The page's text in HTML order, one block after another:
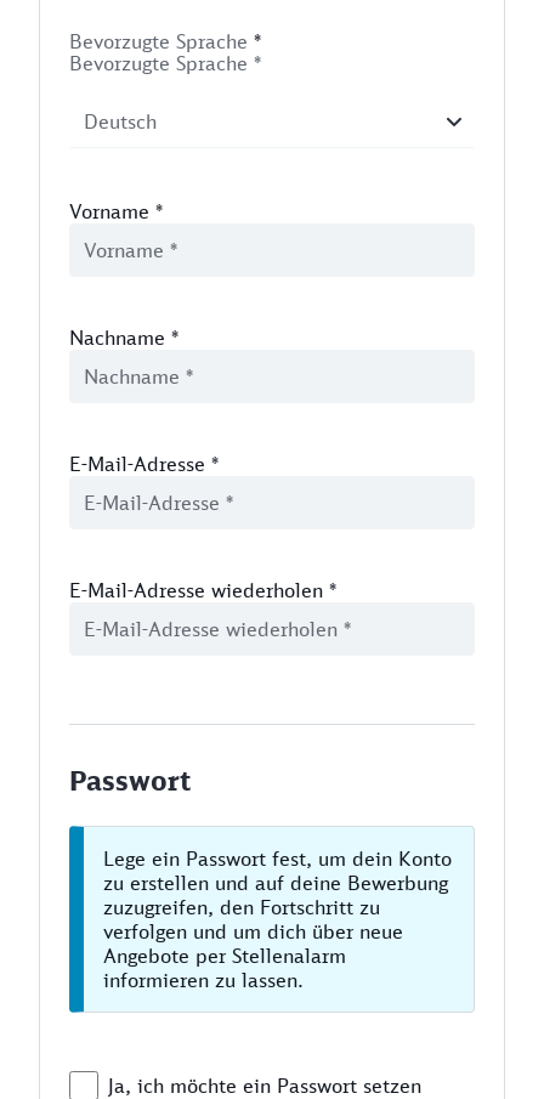
Bevorzugte Sprache *
Bevorzugte Sprache *
Vorname *
Nachname *
E-Mail-Adresse *
E-Mail-Adresse wiederholen *
Passwort
Lege ein Passwort fest, um dein Konto
zu erstellen und auf deine Bewerbung
zuzugreifen, den Fortschritt zu
verfolgen und um dich über neue
Angebote per Stellenalarm
informieren zu lassen.
Ja, ich möchte ein Passwort setzen